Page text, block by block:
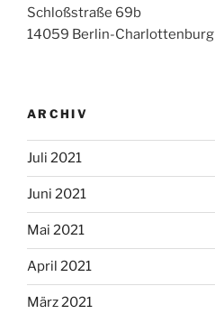
Schloßstraße 69b
14059 Berlin-Charlottenburg
ARCHIV
Juli 2021
Juni 2021
Mai 2021
April 2021
März 2021